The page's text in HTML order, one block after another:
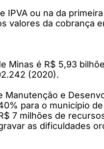
ou na da
valores da cobrança
é R$ 5,93
(2020).
e
para o município
7 milhões de
as dificuldades